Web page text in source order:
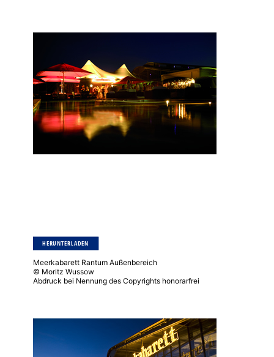
Meerkabarett Rantum Außenbereich
© Moritz Wussow
Abdruck bei Nennung des Copyrights honorarfrei
HERUNTERLADEN